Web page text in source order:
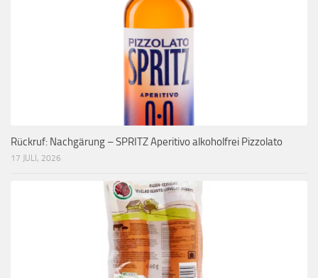
Rückruf: Nachgärung – SPRITZ Aperitivo alkoholfrei Pizzolato
17 JULI, 2026